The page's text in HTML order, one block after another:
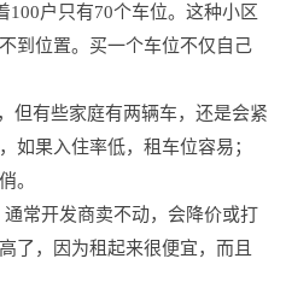
100户只有70个车位。这种小区
到位置。买一个车位不仅自己
但有些家庭有两辆车，还是会紧
如果入住率低，租车位容易；
。
通常开发商卖不动，会降价或打
了，因为租起来很便宜，而且